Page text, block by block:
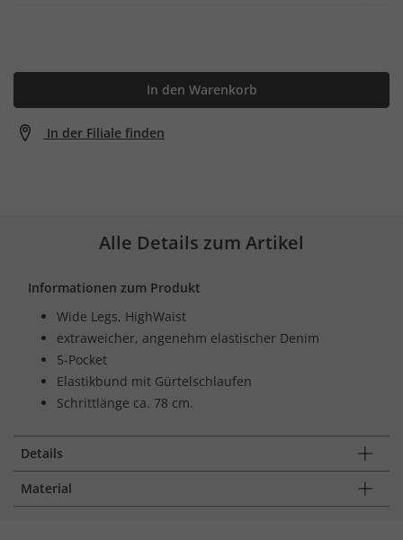
In den Warenkorb
In der Filiale finden
Alle Details zum Artikel
Informationen zum Produkt
Wide Legs, HighWaist
extraweicher, angenehm elastischer Denim
5-Pocket
Elastikbund mit Gürtelschlaufen
Schrittlänge ca. 78 cm.
Details
Material